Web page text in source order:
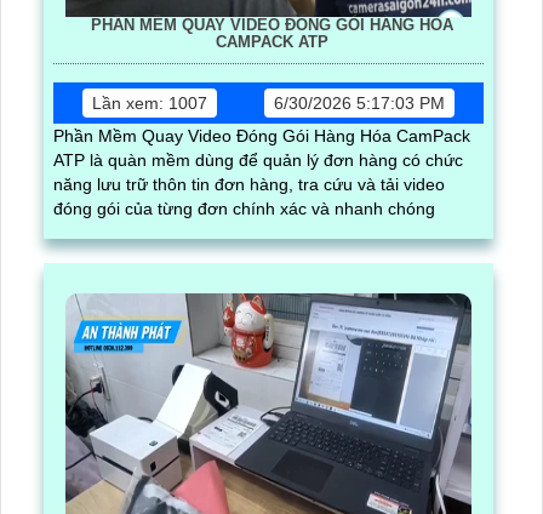
PHẦN MỀM QUAY VIDEO ĐÓNG GÓI HÀNG HÓA
CAMPACK ATP
Lần xem: 1007
6/30/2026 5:17:03 PM
Phần Mềm Quay Video Đóng Gói Hàng Hóa CamPack
ATP là quàn mềm dùng để quản lý đơn hàng có chức
năng lưu trữ thôn tin đơn hàng, tra cứu và tải video
đóng gói của từng đơn chính xác và nhanh chóng